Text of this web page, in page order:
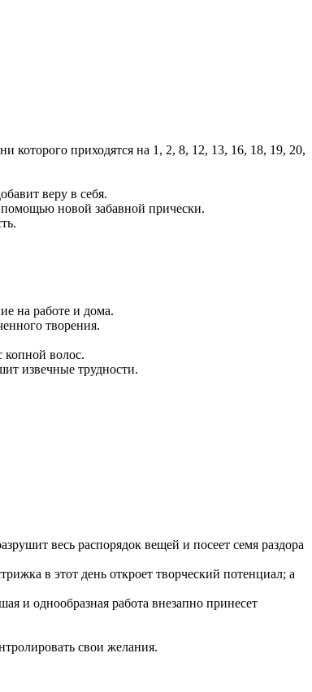
которого приходятся на 1, 2, 8, 12, 13, 16, 18, 19, 20,
веру в себя.
новой забавной прически.
на работе и дома.
творения.
копной волос.
извечные трудности.
весь распорядок вещей и посеет семя раздора
в этот день откроет творческий потенциал; а
и однообразная работа внезапно принесет
свои желания.